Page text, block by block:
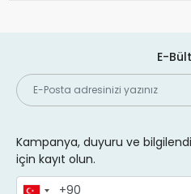
E-
Kampanya, duyuru ve
için kayıt olun.